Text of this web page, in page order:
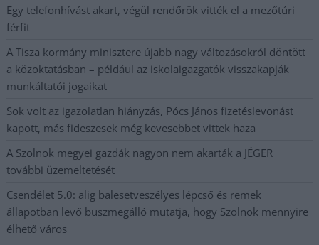
Egy telefonhívást akart, végül rendőrök vitték el a mezőtúri
férfit
A Tisza kormány minisztere újabb nagy változásokról döntött
a közoktatásban – például az iskolaigazgatók visszakapják
munkáltatói jogaikat
Sok volt az igazolatlan hiányzás, Pócs János fizetéslevonást
kapott, más fideszesek még kevesebbet vittek haza
A Szolnok megyei gazdák nagyon nem akarták a JÉGER
további üzemeltetését
Csendélet 5.0: alig balesetveszélyes lépcső és remek
állapotban levő buszmegálló mutatja, hogy Szolnok mennyire
élhető város